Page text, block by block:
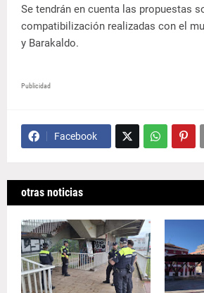
Se tendrán en cuenta las propuestas
compatibilización realizadas con el
y Barakaldo.
Publicidad
Facebook
otras noticias